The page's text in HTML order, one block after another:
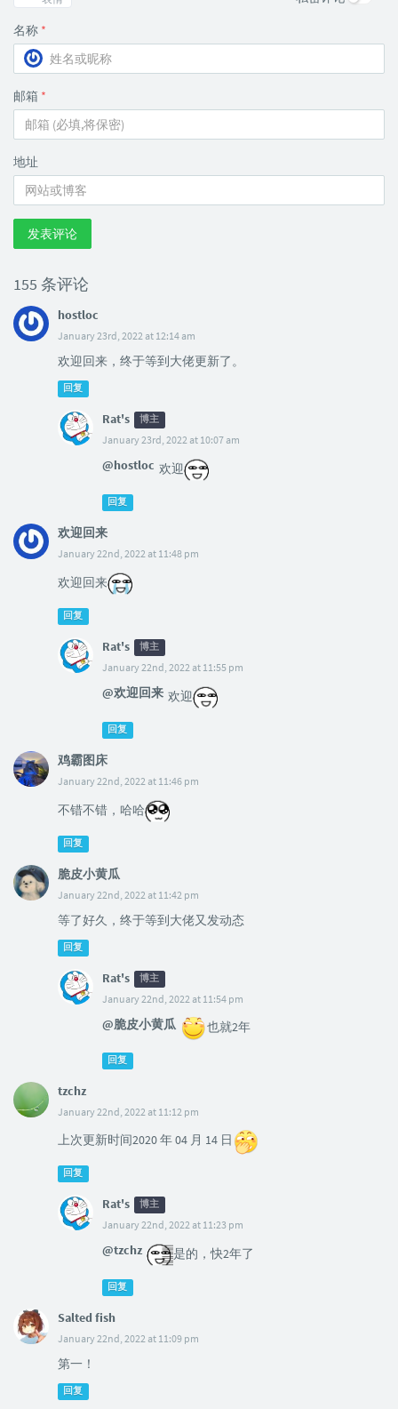
名称 *
邮箱 *
地址
发表评论
155 条评论
hostloc
January 23rd, 2022 at 12:14 am
欢迎回来，终于等到大佬更新了。
回复
Rat's 博主
January 23rd, 2022 at 10:07 am
@hostloc 欢迎
回复
欢迎回来
January 22nd, 2022 at 11:48 pm
欢迎回来
回复
Rat's 博主
January 22nd, 2022 at 11:55 pm
@欢迎回来 欢迎
回复
鸡霸图床
January 22nd, 2022 at 11:46 pm
不错不错，哈哈
回复
脆皮小黄瓜
January 22nd, 2022 at 11:42 pm
等了好久，终于等到大佬又发动态
回复
Rat's 博主
January 22nd, 2022 at 11:54 pm
@脆皮小黄瓜 也就2年
回复
tzchz
January 22nd, 2022 at 11:12 pm
上次更新时间2020 年 04 月 14 日
回复
Rat's 博主
January 22nd, 2022 at 11:23 pm
@tzchz 是的，快2年了
回复
Salted fish
January 22nd, 2022 at 11:09 pm
第一！
回复